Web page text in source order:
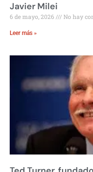
Javier Milei
6 de mayo, 2026 No hay
Leer más »